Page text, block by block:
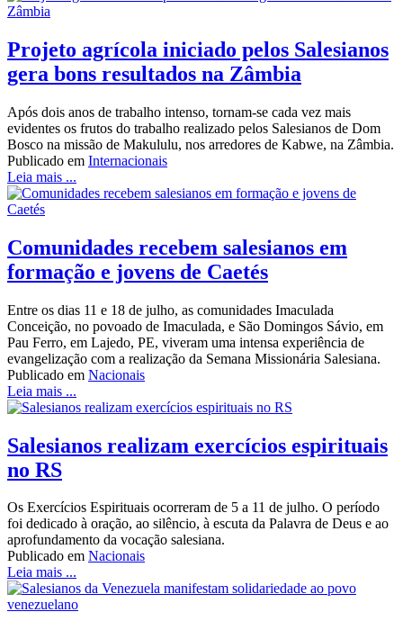
Projeto agrícola iniciado pelos Salesianos
gera bons resultados na Zâmbia
Após dois anos de trabalho intenso, tornam-se cada vez mais
evidentes os frutos do trabalho realizado pelos Salesianos de Dom
Bosco na missão de Makululu, nos arredores de Kabwe, na Zâmbia.
Publicado em Internacionais
Leia mais ...
Comunidades recebem salesianos em
formação e jovens de Caetés
Entre os dias 11 e 18 de julho, as comunidades Imaculada
Conceição, no povoado de Imaculada, e São Domingos Sávio, em
Pau Ferro, em Lajedo, PE, viveram uma intensa experiência de
evangelização com a realização da Semana Missionária Salesiana.
Publicado em Nacionais
Leia mais ...
Salesianos realizam exercícios espirituais
no RS
Os Exercícios Espirituais ocorreram de 5 a 11 de julho. O período
foi dedicado à oração, ao silêncio, à escuta da Palavra de Deus e ao
aprofundamento da vocação salesiana.
Publicado em Nacionais
Leia mais ...